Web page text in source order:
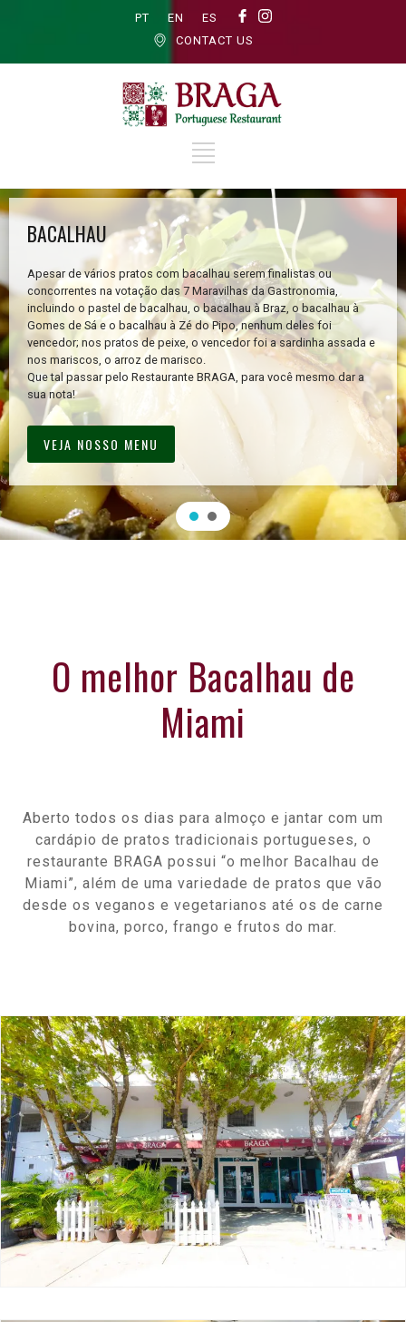
PT EN
ES
CONTACT US
BACALHAU
Apesar de vários pratos com bacalhau serem finalistas ou
concorrentes na votação das 7 Maravilhas da Gastronomia,
incluindo o pastel de bacalhau, o bacalhau à Braz, o bacalhau à
Gomes de Sá e o bacalhau à Zé do Pipo, nenhum deles foi
vencedor; nos pratos de peixe, o vencedor foi a sardinha assada e
nos mariscos, o arroz de marisco.
Que tal passar pelo Restaurante BRAGA, para você mesmo dar a
sua nota!
VEJA NOSSO MENU
O melhor Bacalhau de
Miami
Aberto todos os dias para almoço e jantar com um
cardápio de pratos tradicionais portugueses, o
restaurante BRAGA possui “o melhor Bacalhau de
Miami”, além de uma variedade de pratos que vão
desde os veganos e vegetarianos até os de carne
bovina, porco, frango e frutos do mar.